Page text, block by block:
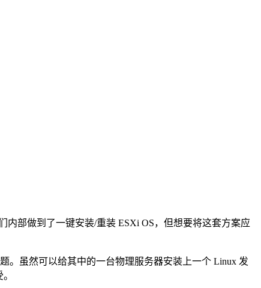
内部做到了一键安装/重装 ESXi OS，但想要将这套方案应
。虽然可以给其中的一台物理服务器安装上一个 Linux 发